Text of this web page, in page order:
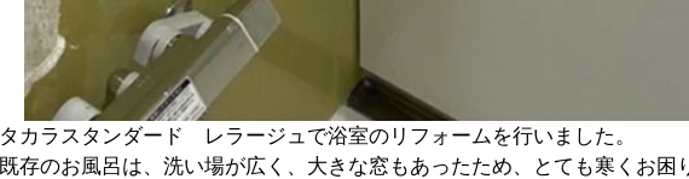
タカラスタンダード　レラージュで浴室のリフォームを行いました。
既存のお風呂は、洗い場が広く、大きな窓もあったため、とても寒くお困